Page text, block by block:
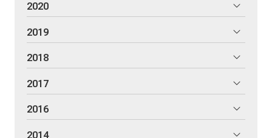
2020
2019
2018
2017
2016
2014